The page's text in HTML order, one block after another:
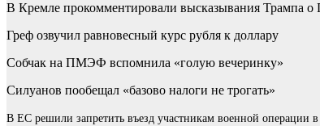
В Кремле прокомментировали высказывания Трампа о
Греф озвучил равновесный курс рубля к доллару
Собчак на ПМЭФ вспомнила «голую вечеринку»
Силуанов пообещал «базово налоги не трогать»
В ЕС решили запретить въезд участникам военной операции